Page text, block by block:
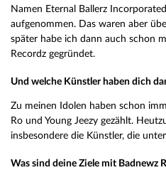
Namen Eternal Ballerz
aufgenommen. Das waren aber
später habe ich dann auch schon
Recordz gegründet.
Und welche Künstler haben dich
Zu meinen Idolen haben schon
Ro und Young Jeezy gezählt.
insbesondere die Künstler, die
Was sind deine Ziele mit Badnewz